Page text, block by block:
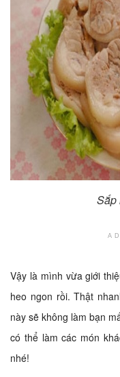
Sắp
Vậy là mình vừa giới
heo ngon rồi. Thật
này sẽ không làm bạn
có thể làm các món
nhé!